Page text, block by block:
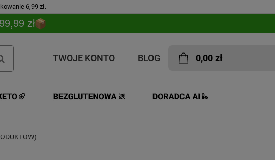
6,99 zł.
zł
TWOJE KONTO BLOG 0,00 zł